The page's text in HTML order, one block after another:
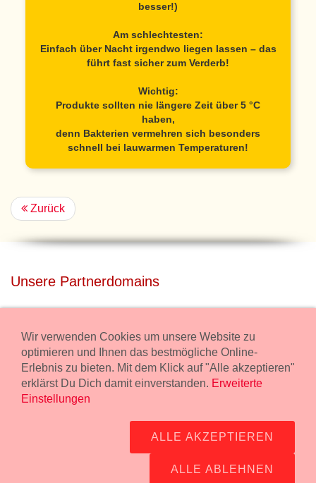
besser!)
Am schlechtesten:
Einfach über Nacht irgendwo liegen lassen – das
führt fast sicher zum Verderb!
Wichtig:
Produkte sollten nie längere Zeit über 5 °C
haben,
denn Bakterien vermehren sich besonders
schnell bei lauwarmen Temperaturen!
Zurück
Unsere Partnerdomains
Miete unser Haus bei Wiener Neustadt für Deine Party mit
Übernachtung.
freilaender.at
Wurstmanufaktur Markus Kollecker GmbH,
Wir verwenden Cookies um unsere Website zu
optimieren und Ihnen das bestmögliche Online-
Erlebnis zu bieten. Mit dem Klick auf "Alle akzeptieren"
erklärst Du Dich damit einverstanden. Erweiterte
Einstellungen
ALLE AKZEPTIEREN
ALLE ABLEHNEN